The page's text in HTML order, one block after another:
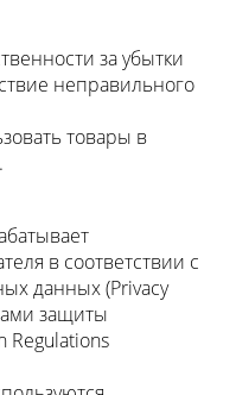
за убытки
неправильного
товары в
в соответствии с
данных (Privacy
защиты
Regulations